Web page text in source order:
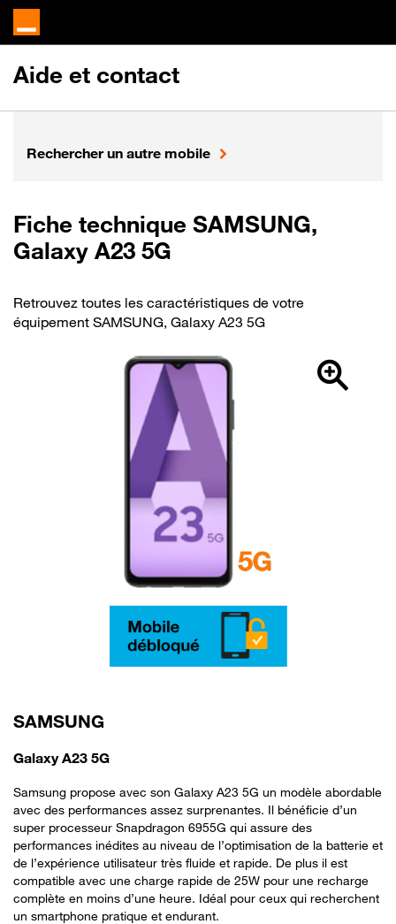
Aide et contact
Rechercher un autre mobile
Fiche technique SAMSUNG,
Galaxy A23 5G
Retrouvez toutes les caractéristiques de votre
équipement SAMSUNG, Galaxy A23 5G
SAMSUNG
Galaxy A23 5G
Samsung propose avec son Galaxy A23 5G un modèle abordable
avec des performances assez surprenantes. Il bénéficie d’un
super processeur Snapdragon 6955G qui assure des
performances inédites au niveau de l’optimisation de la batterie et
de l’expérience utilisateur très fluide et rapide. De plus il est
compatible avec une charge rapide de 25W pour une recharge
complète en moins d’une heure. Idéal pour ceux qui recherchent
un smartphone pratique et endurant.